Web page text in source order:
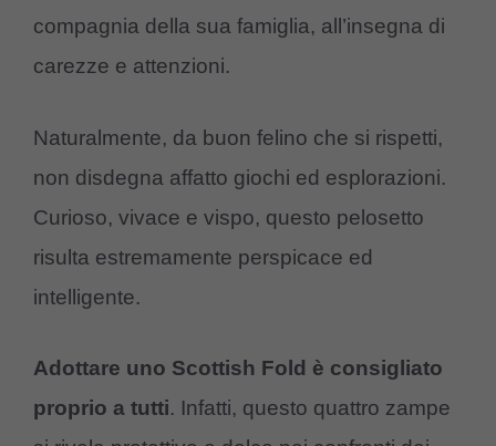
compagnia della sua famiglia, all’insegna di
carezze e attenzioni.
Naturalmente, da buon felino che si rispetti,
non disdegna affatto giochi ed esplorazioni.
Curioso, vivace e vispo, questo pelosetto
risulta estremamente perspicace ed
intelligente.
Adottare uno Scottish Fold è consigliato
proprio a tutti. Infatti, questo quattro zampe